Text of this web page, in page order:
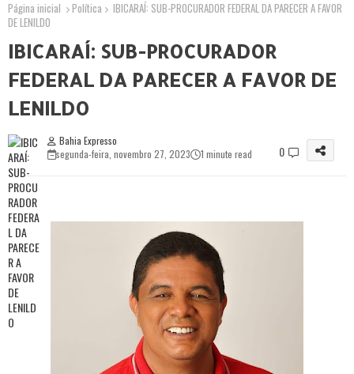
Página inicial Política
IBICARAÍ: SUB-PROCURADOR FEDERAL DA PARECER A FAVOR
DE LENILDO
IBICARAÍ: SUB-PROCURADOR
FEDERAL DA PARECER A FAVOR DE
LENILDO
Bahia Expresso
segunda-feira, novembro 27, 2023
1 minute read 0